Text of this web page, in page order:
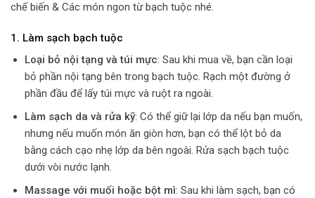
chế biến & Các món ngon từ bạch tuộc nhé.
1. Làm sạch bạch tuộc
Loại bỏ nội tạng và túi mực: Sau khi mua về, bạn cần loại
bỏ phần nội tạng bên trong bạch tuộc. Rạch một đường ở
phần đầu để lấy túi mực và ruột ra ngoài.
Làm sạch da và rửa kỹ: Có thể giữ lại lớp da nếu bạn muốn,
nhưng nếu muốn món ăn giòn hơn, bạn có thể lột bỏ da
bằng cách cạo nhẹ lớp da bên ngoài. Rửa sạch bạch tuộc
dưới vòi nước lạnh.
Massage với muối hoặc bột mì: Sau khi làm sạch, bạn có